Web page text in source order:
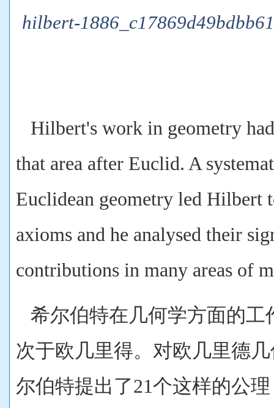
hilbert-
Hilbert's work in geometry
that area after Euclid. A
Euclidean geometry led Hilbert
axioms and he analysed their
contributions in many areas of
希尔伯特在几何学方面的工
次于欧几里得。对欧几里德
尔伯特提出了21个这样的公